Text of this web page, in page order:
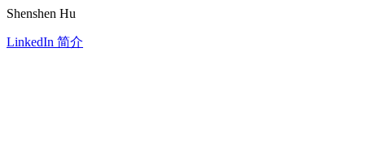
Shenshen Hu
LinkedIn 简介